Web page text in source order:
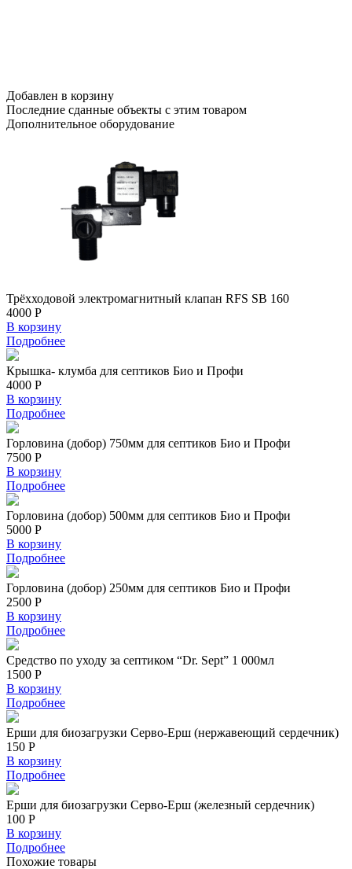
Добавлен в корзину
Последние сданные объекты с этим товаром
Дополнительное оборудование
Трёхходовой электромагнитный клапан RFS SB 160
4000 Р
В корзину
Подробнее
Крышка- клумба для септиков Био и Профи
4000 Р
В корзину
Подробнее
Горловина (добор) 750мм для септиков Био и Профи
7500 Р
В корзину
Подробнее
Горловина (добор) 500мм для септиков Био и Профи
5000 Р
В корзину
Подробнее
Горловина (добор) 250мм для септиков Био и Профи
2500 Р
В корзину
Подробнее
Средство по уходу за септиком “Dr. Sept” 1 000мл
1500 Р
В корзину
Подробнее
Ерши для биозагрузки Серво-Ерш (нержавеющий сердечник)
150 Р
В корзину
Подробнее
Ерши для биозагрузки Серво-Ерш (железный сердечник)
100 Р
В корзину
Подробнее
Похожие товары